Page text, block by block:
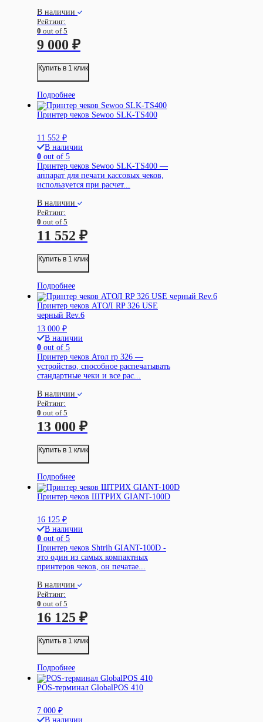
В наличии
Рейтинг:
0 out of 5
9 000 ₽
Купить в 1 клик
Подробнее
Принтер чеков Sewoo SLK-TS400
11 552 ₽
В наличии
0 out of 5
Принтер чеков Sewoo SLK-TS400 —
аппарат для печати кассовых чеков,
используется при расчет...
В наличии
Рейтинг:
0 out of 5
11 552 ₽
Купить в 1 клик
Подробнее
Принтер чеков АТОЛ RP 326 USE
черный Rev.6
13 000 ₽
В наличии
0 out of 5
Принтер чеков Атол rp 326 —
устройство, способное распечатывать
стандартные чеки и все рас...
В наличии
Рейтинг:
0 out of 5
13 000 ₽
Купить в 1 клик
Подробнее
Принтер чеков ШТРИХ GIANT-100D
16 125 ₽
В наличии
0 out of 5
Принтер чеков Shtrih GIANT-100D -
это один из самых компактных
принтеров чеков, он печатае...
В наличии
Рейтинг:
0 out of 5
16 125 ₽
Купить в 1 клик
Подробнее
POS-терминал GlobalPOS 410
7 000 ₽
В наличии